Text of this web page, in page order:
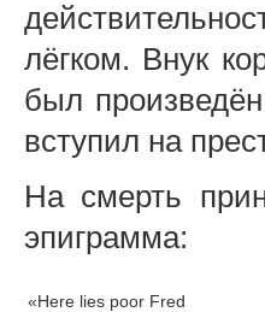
лёгком. Внук
был
вступил на
На смерть
эпиграмма:
«Here lies poor Fred